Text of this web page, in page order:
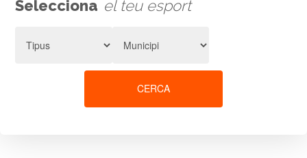
Selecciona el teu esport
CERCA